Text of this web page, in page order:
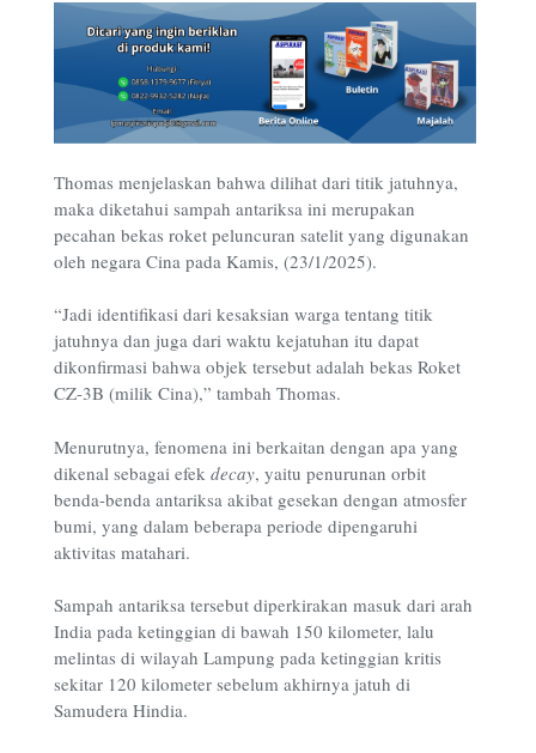
Thomas menjelaskan bahwa dilihat dari titik jatuhnya,
maka diketahui sampah antariksa ini merupakan
pecahan bekas roket peluncuran satelit yang digunakan
oleh negara Cina pada Kamis, (23/1/2025).
“Jadi identifikasi dari kesaksian warga tentang titik
jatuhnya dan juga dari waktu kejatuhan itu dapat
dikonfirmasi bahwa objek tersebut adalah bekas Roket
CZ-3B (milik Cina),” tambah Thomas.
Menurutnya, fenomena ini berkaitan dengan apa yang
dikenal sebagai efek decay, yaitu penurunan orbit
benda-benda antariksa akibat gesekan dengan atmosfer
bumi, yang dalam beberapa periode dipengaruhi
aktivitas matahari.
Sampah antariksa tersebut diperkirakan masuk dari arah
India pada ketinggian di bawah 150 kilometer, lalu
melintas di wilayah Lampung pada ketinggian kritis
sekitar 120 kilometer sebelum akhirnya jatuh di
Samudera Hindia.